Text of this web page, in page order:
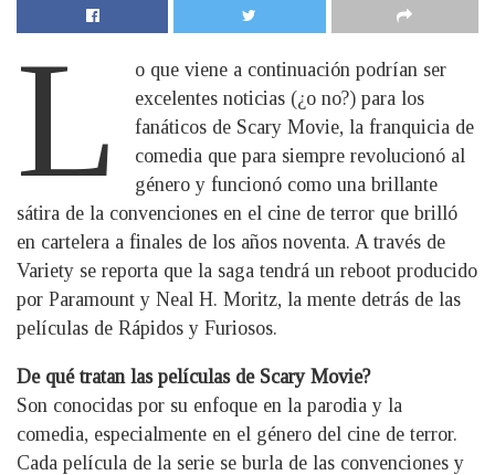
L
o que viene a continuación podrían ser
excelentes noticias (¿o no?) para los
fanáticos de Scary Movie, la franquicia de
comedia que para siempre revolucionó al
género y funcionó como una brillante
sátira de la convenciones en el cine de terror que brilló
en cartelera a finales de los años noventa. A través de
Variety se reporta que la saga tendrá un reboot producido
por Paramount y Neal H. Moritz, la mente detrás de las
películas de Rápidos y Furiosos.
De qué tratan las películas de Scary Movie?
Son conocidas por su enfoque en la parodia y la
comedia, especialmente en el género del cine de terror.
Cada película de la serie se burla de las convenciones y